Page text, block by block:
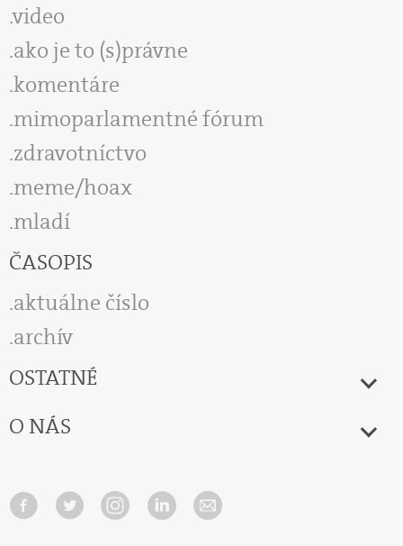
video
ako je to (s)právne
komentáre
mimoparlamentné fórum
zdravotníctvo
meme/hoax
mladí
ČASOPIS
aktuálne číslo
archív
OSTATNÉ
O NÁS